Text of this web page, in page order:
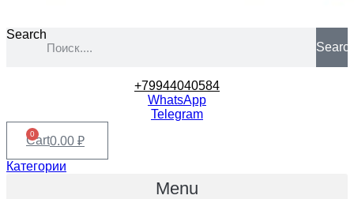
Search
+79944040584
WhatsApp
Telegram
0.00 ₽
0
Cart
Категории
Menu